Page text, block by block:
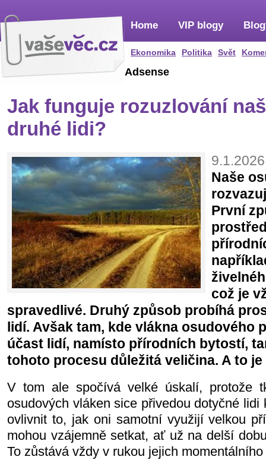
Home
Ekonomika Politika Svět
VIP blogy
Adsense
Jak funguje rozuzlování
druhé lidi?
Naše
První
což je
spravedlivé. Druhý způsob probíhá
lidí. Avšak tam, kde vlákna osudového
účast lidí, namísto přírodních bytostí,
tohoto procesu důležitá veličina. A to
V tom ale spočívá velké úskalí, protože
osudových vláken sice přivedou dotyčné lidi
ovlivnit to, jak oni samotní využijí velkou
mohou vzájemně setkat, ať už na delší
To zůstává vždy v rukou jejich